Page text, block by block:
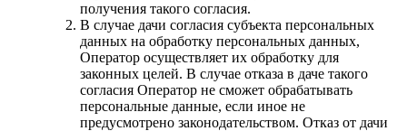
получения такого согласия.
В случае дачи согласия субъекта персональных
данных на обработку персональных данных,
Оператор осуществляет их обработку для
законных целей. В случае отказа в даче такого
согласия Оператор не сможет обрабатывать
персональные данные, если иное не
предусмотрено законодательством. Отказ от дачи